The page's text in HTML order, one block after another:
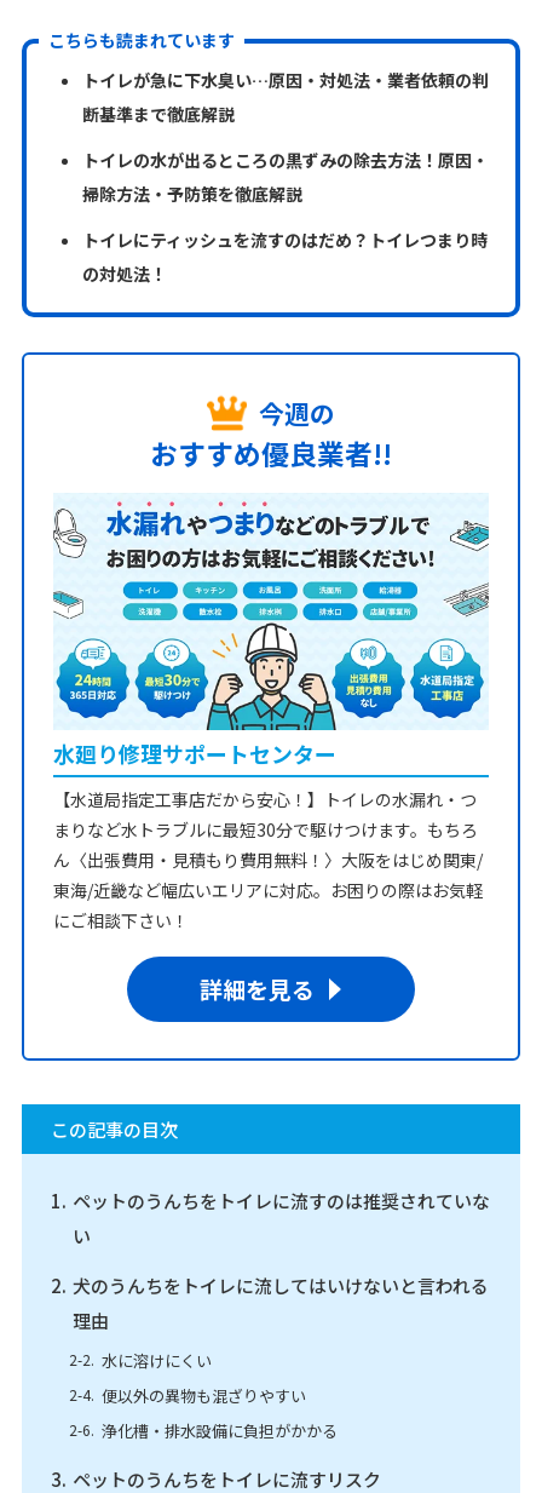
こちらも読まれています
トイレが急に下水臭い…原因・対処法・業者依頼の判
断基準まで徹底解説
トイレの水が出るところの黒ずみの除去方法！原因・
掃除方法・予防策を徹底解説
トイレにティッシュを流すのはだめ？トイレつまり時
の対処法！
今週の
おすすめ優良業者!!
水廻り修理サポートセンター
【水道局指定工事店だから安心！】トイレの水漏れ・つ
まりなど水トラブルに最短30分で駆けつけます。もちろ
ん〈出張費用・見積もり費用無料！〉大阪をはじめ関東/
東海/近畿など幅広いエリアに対応。お困りの際はお気軽
にご相談下さい！
詳細を見る
この記事の目次
ペットのうんちをトイレに流すのは推奨されていな
い
犬のうんちをトイレに流してはいけないと言われる
理由
水に溶けにくい
便以外の異物も混ざりやすい
浄化槽・排水設備に負担がかかる
ペットのうんちをトイレに流すリスク